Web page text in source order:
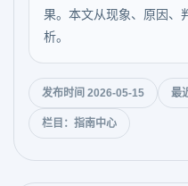
果。本文从现象、原因、
析。
发布时间 2026-05-15 最
栏目：指南中心